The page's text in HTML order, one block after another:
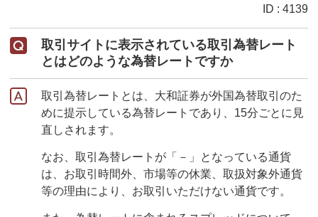
ID : 4139
取引サイトに表示されている取引為替レート
とはどのような為替レートですか
取引為替レートとは、大和証券が外国為替取引のた
めに提示している為替レートであり、15分ごとに見
直しされます。
なお、取引為替レートが「－」となっている通貨
は、お取引時間外、市場等の休業、取扱対象外通貨
等の理由により、お取引いただけない通貨です。